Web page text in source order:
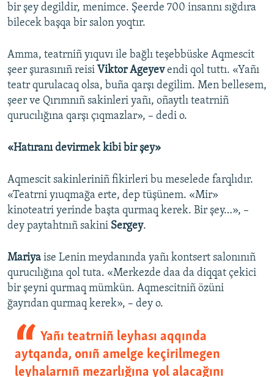
bir şey degildir, menimce. Şeerde 700 insannı sığdıra
bilecek başqa bir salon yoqtır.
Amma, teatrniñ yıquvı ile bağlı teşebbüske Aqmescit
şeer şurasınıñ reisi Viktor Ageyevendi qol tuttı. «Yañı
teatr qurulacaq olsa, buña qarşı degilim. Men bellesem,
şeer ve Qırımnıñ sakinleri yañı, oñaytlı teatrniñ
qurucılığına qarşı çıqmazlar», – dedi o.
«Hatıranı devirmek kibi bir şey»
Aqmescit sakinleriniñ fikirleri bu meselede farqlıdır.
«Teatrni yıuqmağa erte, dep tüşünem. «Mir»
kinoteatri yerinde başta qurmaq kerek. Bir şey…», –
dey paytahtnıñ sakini Sergey.
Mariya ise Lenin meydanında yañı kontsert salonınıñ
qurucılığına qol tuta. «Merkezde daa da diqqat çekici
bir şeyni qurmaq mümkün. Aqmescitniñ özüni
ğayrıdan qurmaq kerek», – dey o.
Yañı teatrniñ leyhası aqqında
aytqanda, onıñ amelge keçirilmegen
leyhalarnıñ mezarlığına yol alacağını